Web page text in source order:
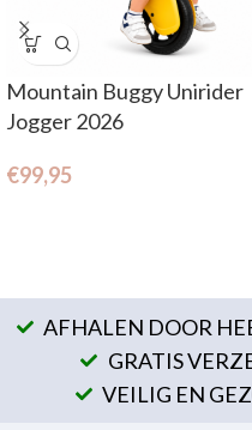
Mountain Buggy Unirider
Jogger 2026
€99,95
AFHALEN DOOR
GRATIS
VEILIG EN